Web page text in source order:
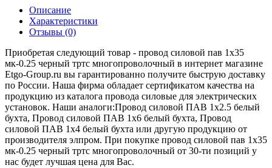
Описание
Характеристики
Отзывы (0)
Приобретая следующий товар - провод силовой пав 1х35
мк-0.25 черный тртс многопроволочный в интернет магазине
Etgo-Group.ru вы гарантированно получите быструю доставку
по России. Наша фирма обладает сертификатом качества на
продукцию из каталога провода силовые для электрических
установок. Наши аналоги:Провод силовой ПАВ 1х2.5 белый
бухта, Провод силовой ПАВ 1х6 белый бухта, Провод
силовой ПАВ 1х4 белый бухта или другую продукцию от
производителя элпром. При покупке провод силовой пав 1х35
мк-0.25 черный тртс многопроволочный от 30-ти позиций у
нас будет лучшая цена для Вас.